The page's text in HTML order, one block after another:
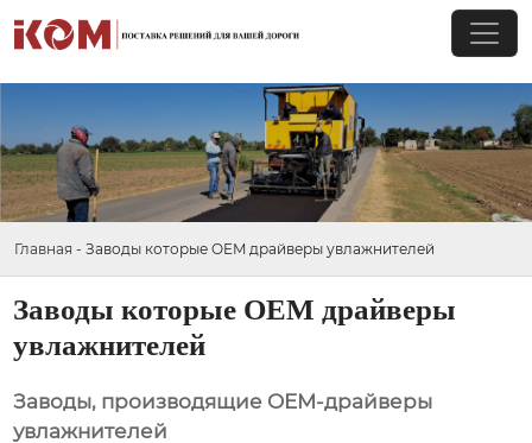
Главная - Заводы которые OEM драйверы увлажнителей
Заводы которые OEM драйверы
увлажнителей
Заводы, производящие OEM-драйверы
увлажнителей